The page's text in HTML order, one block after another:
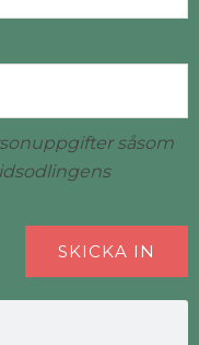
såsom
SKICKA IN